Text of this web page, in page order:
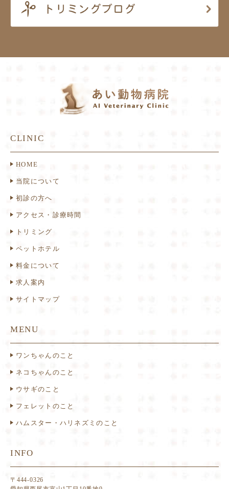
CLINIC
HOME
当院について
初診の方へ
アクセス・診療時間
トリミング
ペットホテル
料金について
求人案内
サイトマップ
MENU
ワンちゃんのこと
ネコちゃんのこと
ウサギのこと
フェレットのこと
ハムスター・ハリネズミのこと
INFO
〒444-0326